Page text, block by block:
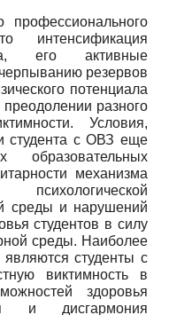
интенсификация
его активные
резервов
потенциала
преодолении разного
Условия,
студента с ОВЗ еще
механизма
среды и нарушений
студентов в силу
среды. Наиболее
студенты с
виктимность в
здоровья
и дисгармония